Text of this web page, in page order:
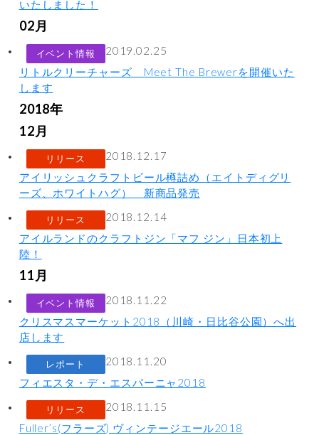
いたしました！
02月
2019.02.25
イベント情報
リトルクリーチャーズ Meet The Brewerを開催いた
します
2018年
12月
2018.12.17
リリース
アイリッシュクラフトビール樽詰め（エイトディグリ
ーズ、ホワイトハグ） 新商品発売
2018.12.14
リリース
アイルランドのクラフトジン「マフ ジン」日本初上
陸！
11月
2018.11.22
イベント情報
クリスマスマーケット2018（川崎・日比谷公園）へ出
店します
2018.11.20
レポート
フィエスタ・デ・エスパーニャ2018
2018.11.15
リリース
Fuller’s(フラーズ) ヴィンテージエール2018